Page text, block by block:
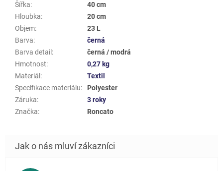
Šířka:
40 cm
Hloubka:
20 cm
Objem:
23 L
Barva:
černá
Barva detail :
černá / modrá
Hmotnost:
0,27 kg
Materiál :
Textil
Specifikace materiálu:
Polyester
Záruka:
3 roky
Značka: Roncato